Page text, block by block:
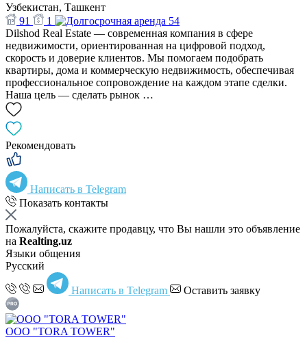
Узбекистан, Ташкент
91
1
54
Dilshod Real Estate — современная компания в сфере
недвижимости, ориентированная на цифровой подход,
скорость и доверие клиентов. Мы помогаем подобрать
квартиры, дома и коммерческую недвижимость, обеспечивая
профессиональное сопровождение на каждом этапе сделки.
Наша цель — сделать рынок …
Рекомендовать
Написать в Telegram
Показать контакты
Пожалуйста, скажите продавцу, что Вы нашли это объявление
на Realting.uz
Языки общения
Русский
Написать в Telegram Оставить заявку
OOO "TORA TOWER"